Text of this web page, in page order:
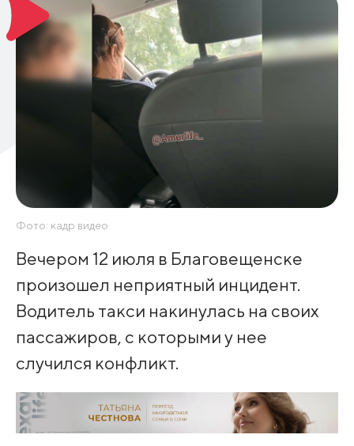
Фото: кадр видео
Вечером 12 июля в Благовещенске
произошел неприятный инцидент.
Водитель такси накинулась на своих
пассажиров, с которыми у нее
случился конфликт.